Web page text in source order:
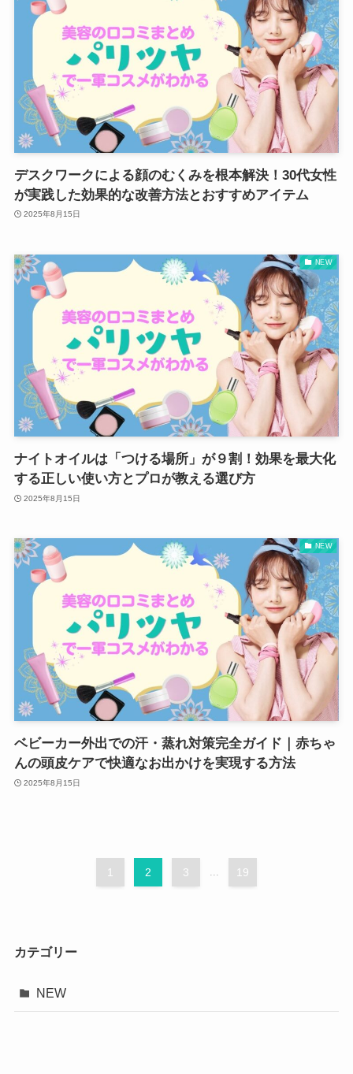
デスクワークによる顔のむくみを根本解決！30代女性
が実践した効果的な改善方法とおすすめアイテム
2025年8月15日
NEW
ナイトオイルは「つける場所」が９割！効果を最大化
する正しい使い方とプロが教える選び方
2025年8月15日
NEW
ベビーカー外出での汗・蒸れ対策完全ガイド｜赤ちゃ
んの頭皮ケアで快適なお出かけを実現する方法
2025年8月15日
1 2 3 ... 19
カテゴリー
NEW